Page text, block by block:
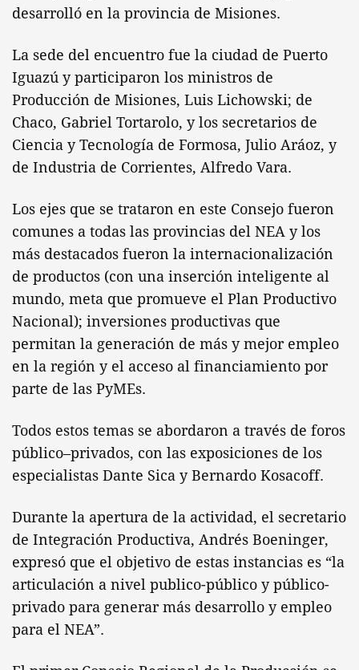
desarrolló en la provincia de Misiones.
La sede del encuentro fue la ciudad de Puerto
Iguazú y participaron los ministros de
Producción de Misiones, Luis Lichowski; de
Chaco, Gabriel Tortarolo, y los secretarios de
Ciencia y Tecnología de Formosa, Julio Aráoz, y
de Industria de Corrientes, Alfredo Vara.
Los ejes que se trataron en este Consejo fueron
comunes a todas las provincias del NEA y los
más destacados fueron la internacionalización
de productos (con una inserción inteligente al
mundo, meta que promueve el Plan Productivo
Nacional); inversiones productivas que
permitan la generación de más y mejor empleo
en la región y el acceso al financiamiento por
parte de las PyMEs.
Todos estos temas se abordaron a través de foros
público–privados, con las exposiciones de los
especialistas Dante Sica y Bernardo Kosacoff.
Durante la apertura de la actividad, el secretario
de Integración Productiva, Andrés Boeninger,
expresó que el objetivo de estas instancias es “la
articulación a nivel publico-público y público-
privado para generar más desarrollo y empleo
para el NEA”.